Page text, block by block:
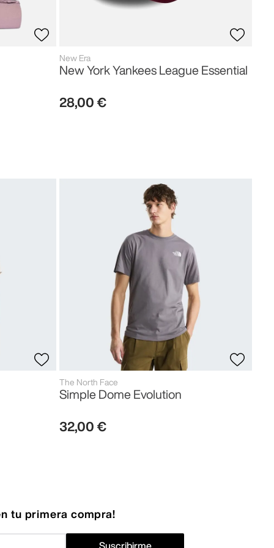
New Era
New York Yankees League Essential
28,00 €
The North Face
Simple Dome Evolution
32,00 €
tu primera compra!
Suscribirme